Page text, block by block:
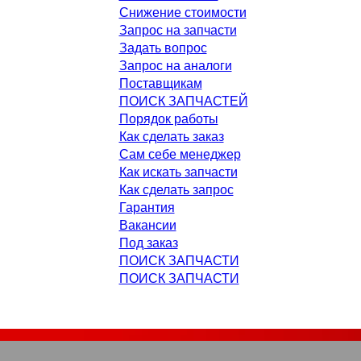
Снижение стоимости
Запрос на запчасти
Задать вопрос
Запрос на аналоги
Поставщикам
ПОИСК ЗАПЧАСТЕЙ
Порядок работы
Как сделать заказ
Сам себе менеджер
Как искать запчасти
Как сделать запрос
Гарантия
Вакансии
Под заказ
ПОИСК ЗАПЧАСТИ
ПОИСК ЗАПЧАСТИ